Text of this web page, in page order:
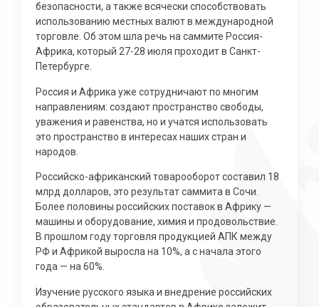
безопасности, а также всячески способствовать
использованию местных валют в международной
торговле. Об этом шла речь на саммите Россия-
Африка, который 27-28 июля проходит в Санкт-
Петербурге.
Россия и Африка уже сотрудничают по многим
направлениям: создают пространство свободы,
уважения и равенства, но и учатся использовать
это пространство в интересах наших стран и
народов.
Российско-африканский товарооборот составил 18
млрд долларов, это результат саммита в Сочи.
Более половины российских поставок в Африку —
машины и оборудование, химия и продовольствие.
В прошлом году торговля продукцией АПК между
РФ и Африкой выросла на 10%, а с начала этого
года — на 60%.
Изучение русского языка и внедрение российских